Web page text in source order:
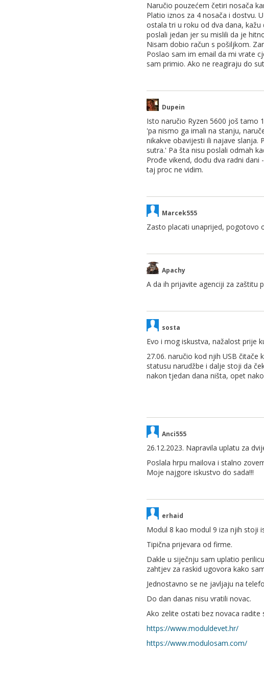
Naručio pouzećem četiri nosača
Platio iznos za 4 nosača i dostvu.
ostala tri u roku od dva dana, kažu
poslali jedan jer su mislili da je
Nisam dobio račun s pošiljkom.
Poslao sam im email da mi vrate
sam primio. Ako ne reagiraju do
Dupein
Isto naručio Ryzen 5600 još tamo
'pa nismo ga imali na stanju,
nikakve obavijesti ili najave
sutra.' Pa šta nisu poslali odmah
Prođe vikend, dođu dva radni
taj proc ne vidim.
Marcek555
Zasto placati unaprijed, pogotovo
Apachy
A da ih prijavite agenciji za zaštitu
sosta
Evo i mog iskustva, nažalost prije
27.06. naručio kod njih USB
statusu narudžbe i dalje stoji da
nakon tjedan dana ništa, opet
Anci555
26.12.2023. Napravila uplatu za
Poslala hrpu mailova i stalno
Moje najgore iskustvo do sada!!!
erhaid
Modul 8 kao modul 9 iza njih stoji
Tipična prijevara od firme.
Dakle u siječnju sam uplatio
zahtjev za raskid ugovora kako
Jednostavno se ne javljaju na
Do dan danas nisu vratili novac.
Ako zelite ostati bez novaca
https://www.moduldevet.hr/
https://www.modulosam.com/